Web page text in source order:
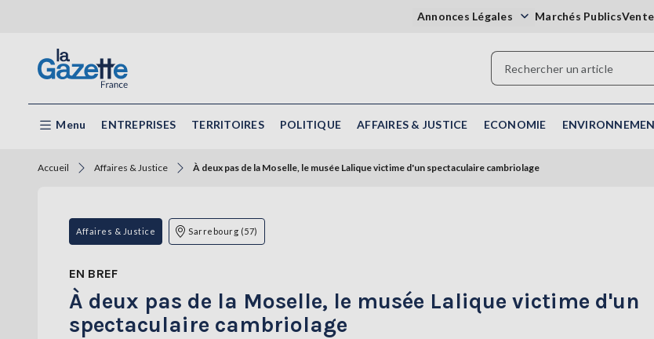
Annonces Légales Marchés Publics
Menu ENTREPRISES TERRITOIRES POLITIQUE AFFAIRES & JUSTICE ECONOMIE
Accueil Affaires & Justice À deux pas de la Moselle, le musée Lalique victime d'un spectaculaire cambriolage
Affaires & Justice Sarrebourg (57)
EN BREF
À deux pas de la Moselle, le musée Lalique victime d'un
spectaculaire cambriolage